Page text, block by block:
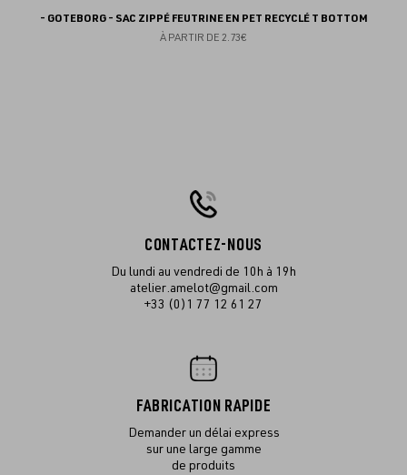
- GOTEBORG - SAC ZIPPÉ FEUTRINE EN PET RECYCLÉ T BOTTOM
À PARTIR DE 2.73€
CONTACTEZ-NOUS
Du lundi au vendredi de 10h à 19h
atelier.amelot@gmail.com
+33 (0)1 77 12 61 27
FABRICATION RAPIDE
Demander un délai express
sur une large gamme
de produits